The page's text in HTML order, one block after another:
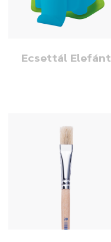
Ecsettál Elefánt